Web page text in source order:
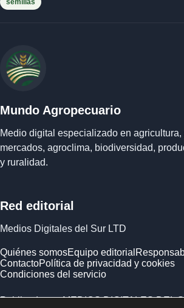
semillas
Mundo Agropecuario
Medio digital especializado en agricultura,
mercados, agroclima, biodiversidad,
y ruralidad.
Red editorial
Medios Digitales del Sur LTD
Quiénes somosEquipo editorial
ContactoPolítica de privacidad y cookies
Condiciones del servicio
Publicado por MEDIOS DIGITALES DEL